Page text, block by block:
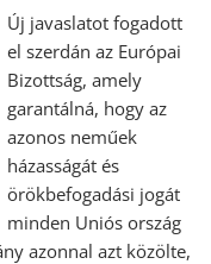
Új javaslatot fogadott
el szerdán az Európai
Bizottság, amely
garantálná, hogy az
azonos neműek
házasságát és
örökbefogadási jogát
minden Uniós ország
azonnal azt közölte,